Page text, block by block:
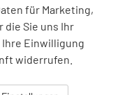
Schwarz Metallic
für Marketing,
die Sie uns Ihr
Einwilligung
widerrufen.